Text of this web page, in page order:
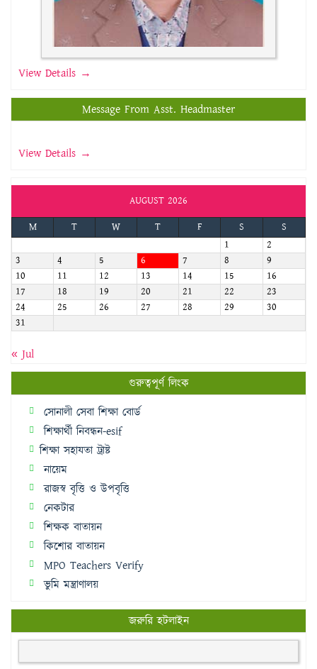
View Details →
Message From Asst. Headmaster
View Details →
AUGUST 2026
M
T W T F S
S
1
2
3
4 5 6 7 8
9
10
11 12 13 14 15
16
17
18 19 20 21 22
23
24
25 26 27 28 29
30
31
« Jul
গুরুত্বপূর্ণ লিংক
সোনালী সেবা শিক্ষা বোর্ড
শিক্ষার্থী নিবন্ধন-esif
শিক্ষা সহাযতা ট্রাষ্ট
নায়েম
রাজস্ব বৃত্তি ও উপবৃত্তি
নেকটার
শিক্ষক বাতায়ন
কিশোর বাতায়ন
MPO Teachers Verify
ভুমি মন্ত্রাণালয়
জরুরি হটলাইন